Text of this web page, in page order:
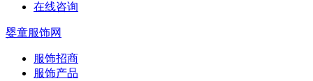
在线咨询
婴童服饰网
服饰招商
服饰产品